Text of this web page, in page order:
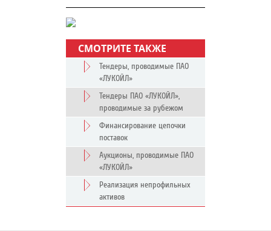
СМОТРИТЕ ТАКЖЕ
Тендеры, проводимые ПАО
«ЛУКОЙЛ»
Тендеры ПАО «ЛУКОЙЛ»,
проводимые за рубежом
Финансирование цепочки
поставок
Аукционы, проводимые ПАО
«ЛУКОЙЛ»
Реализация непрофильных
активов